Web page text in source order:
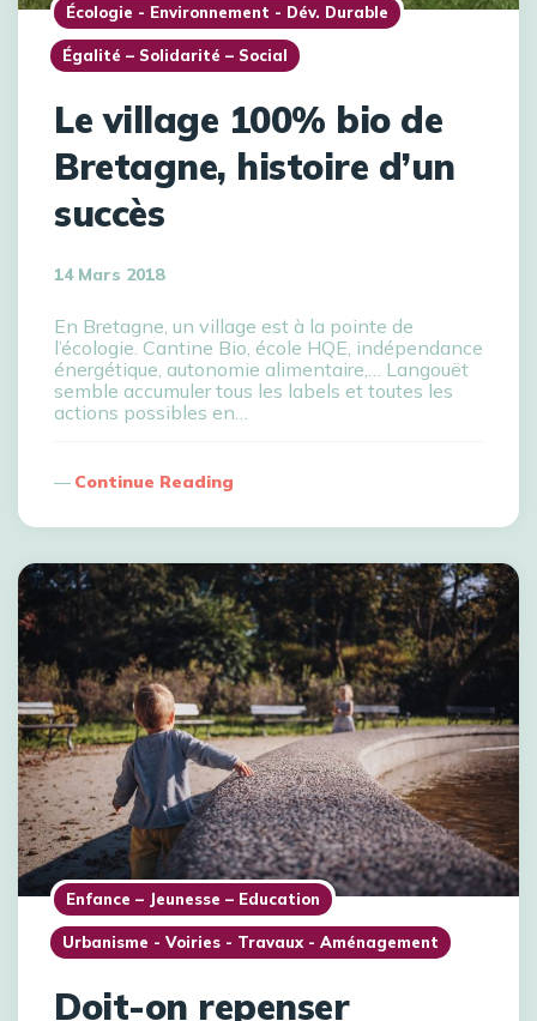
Écologie - Environnement - Dév. Durable
Égalité – Solidarité – Social
Le village 100% bio de
Bretagne, histoire d’un
succès
14 Mars 2018
En Bretagne, un village est à la pointe de
l’écologie. Cantine Bio, école HQE, indépendance
énergétique, autonomie alimentaire,… Langouët
semble accumuler tous les labels et toutes les
actions possibles en…
Continue Reading
Enfance – Jeunesse – Education
Urbanisme - Voiries - Travaux - Aménagement
Doit-on repenser